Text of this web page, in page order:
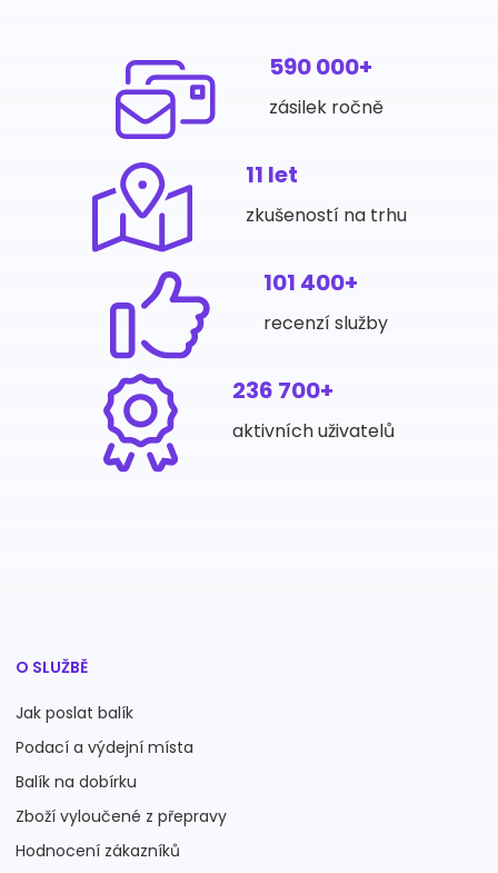
590 000+
zásilek ročně
11 let
zkušeností na trhu
101 400+
recenzí služby
236 700+
aktivních uživatelů
O SLUŽBĚ
Jak poslat balík
Podací a výdejní místa
Balík na dobírku
Zboží vyloučené z přepravy
Hodnocení zákazníků